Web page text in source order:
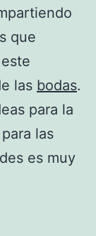
que
las bodas.
para la
las
es muy